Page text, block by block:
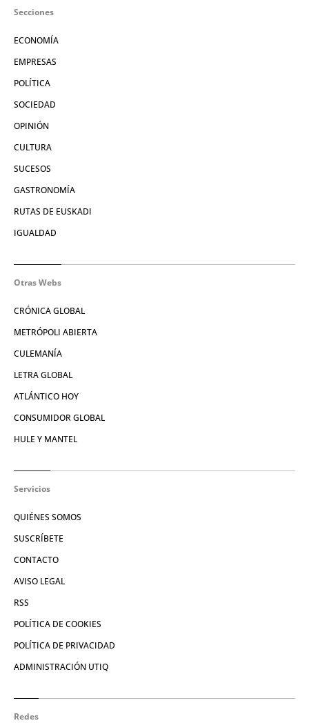
Secciones
ECONOMÍA
EMPRESAS
POLÍTICA
SOCIEDAD
OPINIÓN
CULTURA
SUCESOS
GASTRONOMÍA
RUTAS DE EUSKADI
IGUALDAD
Otras Webs
CRÓNICA GLOBAL
METRÓPOLI ABIERTA
CULEMANÍA
LETRA GLOBAL
ATLÁNTICO HOY
CONSUMIDOR GLOBAL
HULE Y MANTEL
Servicios
QUIÉNES SOMOS
SUSCRÍBETE
CONTACTO
AVISO LEGAL
RSS
POLÍTICA DE COOKIES
POLÍTICA DE PRIVACIDAD
ADMINISTRACIÓN UTIQ
Redes